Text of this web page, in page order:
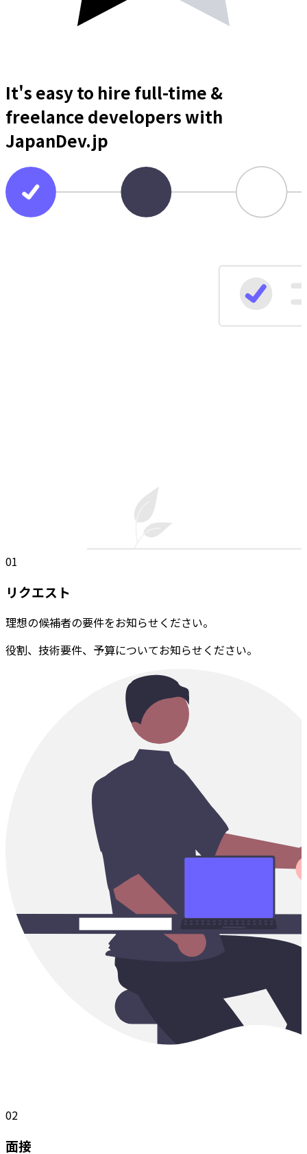
It's easy to hire full-time &
freelance developerswith
JapanDev.jp
01
リクエスト
理想の候補者の要件をお知らせください。
役割、技術要件、予算についてお知らせください。
02
面接